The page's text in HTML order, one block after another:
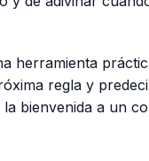
herramienta
regla y
bienvenida a un